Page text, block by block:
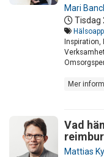
Mari
Tisdag
Inspiration,
Mer
Vad
Mattias